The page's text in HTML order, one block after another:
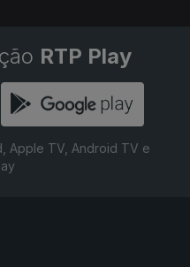
RTP Play
Apple TV, Android TV e